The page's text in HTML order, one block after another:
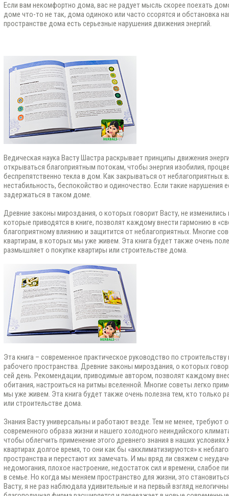
Если вам некомфортно дома, вас не радует мысль скорее поехать
доме что-то не так, дома одиноко или часто ссорятся и обстановка
пространстве дома есть серьезные нарушения движения энергий.
Ведическая наука Васту Шастра раскрывает принципы движения
открываться благоприятным потокам, чтобы энергия изобилия,
беспрепятственно текла в дом. Как закрываться от неблагоприятных
нестабильность, беспокойство и одиночество. Если такие нарушения
задержаться в таком доме.
Древние законы мироздания, о которых говорит Васту, не
которые приводятся в книге, позволят каждому внести гармонию в
благоприятному влиянию и защитится от неблагоприятных. Многие
квартирам, в которых мы уже живем. Эта книга будет также очень
размышляет о покупке квартиры или строительстве дома.
Эта книга – современное практическое руководство по
рабочего пространства. Древние законы мироздания, о которых
сей день. Рекомендации, приводимые автором, позволят каждому
обитания, настроиться на ритмы вселенной. Многие советы легко
мы уже живем. Эта книга будет также очень полезна тем, кто только
или строительстве дома.
Знания Васту универсальны и работают везде. Тем не менее, требуют
современного образа жизни и нашего холодного неиндийского
чтобы облегчить применение этого древнего знания в наших
квартирах долгое время, то они как бы «акклиматизируются» к
пространства и перестают их замечать. И мы вряд ли свяжем с
недомогания, плохое настроение, недостаток сил и времени, слабое
в семье. Но когда мы меняем пространство для жизни, это
Васту, я не раз наблюдала удивительные и на первый взгляд